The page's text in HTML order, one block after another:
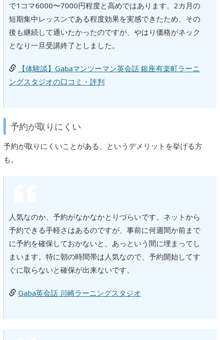
で1コマ6000〜7000円程度と高めではあります。2カ月の
短期集中レッスンである程度効果を実感できたため、その
後も継続して通いたかったのですが、やはり価格がネック
となり一旦受講終了としました。
【体験談】Gabaマンツーマン英会話 銀座有楽町ラーニ
ングスタジオの口コミ・評判
予約が取りにくい
予約が取りにくいことがある、というデメリットを挙げる方
も。
人気なのか、予約がなかなかとりづらいです。ネットから
予約できる手軽さはあるのですが、事前に何週間か前まで
に予約を確保しておかないと、あっという間に埋まってし
まいます。特に朝の時間帯は人気なので、予約開始してす
ぐに取らないと確保が出来ないです。
Gaba英会話 川崎ラーニングスタジオ